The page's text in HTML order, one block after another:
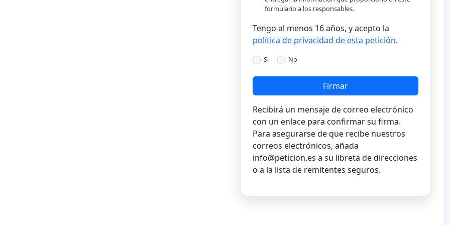
formulario a los responsables.
Tengo al menos 16 años, y acepto la
política de privacidad de esta petición.
Si No
Firmar
Recibirá un mensaje de correo electrónico
con un enlace para confirmar su firma.
Para asegurarse de que recibe nuestros
correos electrónicos, añada
info@peticion.es a su libreta de direcciones
o a la lista de remitentes seguros.